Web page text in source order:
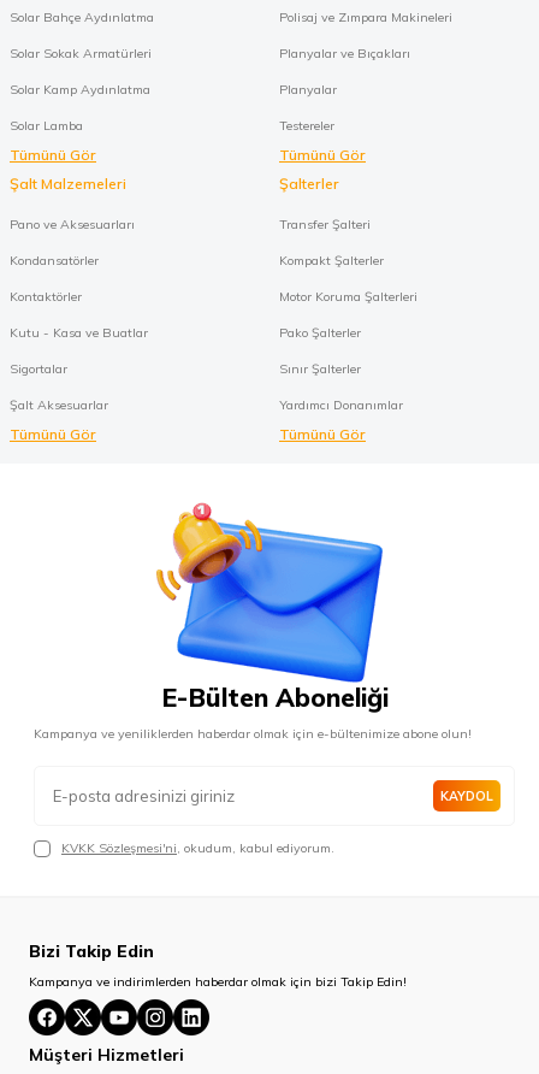
Solar Bahçe Aydınlatma
Solar Sokak Armatürleri
Solar Kamp Aydınlatma
Solar Lamba
Tümünü Gör
Polisaj ve Zımpara Makineleri
Planyalar ve Bıçakları
Planyalar
Testereler
Tümünü Gör
Şalt Malzemeleri
Pano ve Aksesuarları
Kondansatörler
Kontaktörler
Kutu - Kasa ve Buatlar
Sigortalar
Şalt Aksesuarlar
Tümünü Gör
Şalterler
Transfer Şalteri
Kompakt Şalterler
Motor Koruma Şalterleri
Pako Şalterler
Sınır Şalterler
Yardımcı Donanımlar
Tümünü Gör
E-Bülten Aboneliği
Kampanya ve yeniliklerden haberdar olmak için e-bültenimize abone olun!
KAYDOL
KVKK Sözleşmesi'ni , okudum, kabul ediyorum.
Bizi Takip Edin
Kampanya ve indirimlerden haberdar olmak için bizi Takip Edin!
Müşteri Hizmetleri